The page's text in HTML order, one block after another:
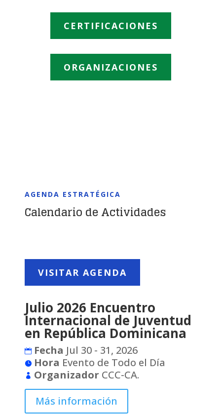
CERTIFICACIONES
ORGANIZACIONES
AGENDA ESTRATÉGICA
Calendario de Actividades
VISITAR AGENDA
Julio 2026 Encuentro
Internacional de Juventud
en República Dominicana
Fecha Jul 30 - 31, 2026
Hora Evento de Todo el Día
Organizador CCC-CA.
Más información